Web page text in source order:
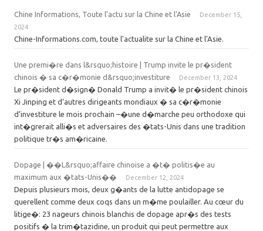
Chine Informations, Toute l'actu sur la Chine et l'Asie
December 15,
2024
Chine-Informations.com, toute l'actualite sur la Chine et l'Asie.
Une premi�re dans l&rsquo;histoire | Trump invite le pr�sident
chinois � sa c�r�monie d&rsquo;investiture
December 13, 2024
Le pr�sident d�sign� Donald Trump a invit� le pr�sident chinois
Xi Jinping et d’autres dirigeants mondiaux � sa c�r�monie
d’investiture le mois prochain –�une d�marche peu orthodoxe qui
int�grerait alli�s et adversaires des �tats-Unis dans une tradition
politique tr�s am�ricaine.
Dopage | ��L&rsquo;affaire chinoise a �t� politis�e au
maximum aux �tats-Unis��
December 12, 2024
Depuis plusieurs mois, deux g�ants de la lutte antidopage se
querellent comme deux coqs dans un m�me poulailler. Au cœur du
litige�: 23 nageurs chinois blanchis de dopage apr�s des tests
positifs � la trim�tazidine, un produit qui peut permettre aux